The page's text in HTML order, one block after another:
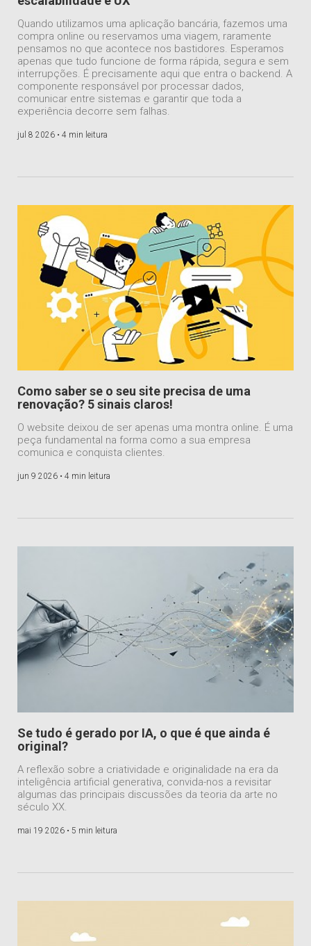
Quando utilizamos uma aplicação bancária, fazemos uma
compra online ou reservamos uma viagem, raramente
pensamos no que acontece nos bastidores. Esperamos
apenas que tudo funcione de forma rápida, segura e sem
interrupções. É precisamente aqui que entra o backend. A
componente responsável por processar dados,
comunicar entre sistemas e garantir que toda a
experiência decorre sem falhas.
jul 8 2026 • 4 min leitura
Como saber se o seu site precisa de uma
renovação? 5 sinais claros!
O website deixou de ser apenas uma montra online. É uma
peça fundamental na forma como a sua empresa
comunica e conquista clientes.
jun 9 2026 • 4 min leitura
Se tudo é gerado por IA, o que é que ainda é
original?
A reflexão sobre a criatividade e originalidade na era da
inteligência artificial generativa, convida-nos a revisitar
algumas das principais discussões da teoria da arte no
século XX.
mai 19 2026 • 5 min leitura